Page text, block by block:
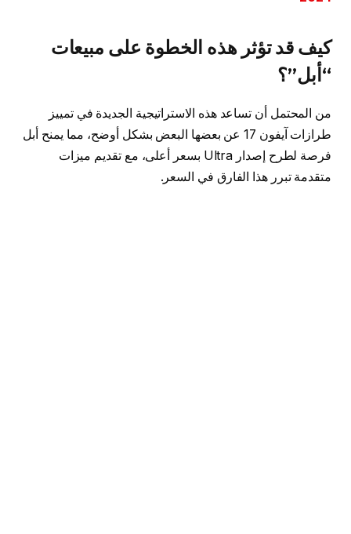
كيف قد تؤثر هذه الخطوة على مبيعات
“أبل”؟
من المحتمل أن تساعد هذه الاستراتيجية الجديدة في تمييز
طرازات آيفون 17 عن بعضها البعض بشكل أوضح، مما يمنح أبل
فرصة لطرح إصدار Ultra بسعر أعلى، مع تقديم ميزات
متقدمة تبرر هذا الفارق في السعر.